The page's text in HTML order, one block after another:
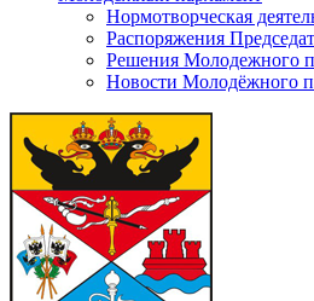
Нормотворческая
Распоряжения
Решения Молодежного
Новости Молодёжного